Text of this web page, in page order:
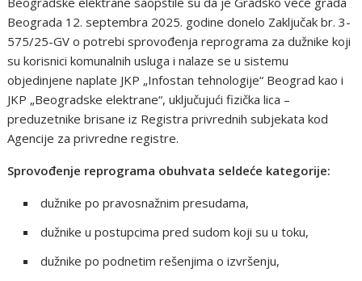
Beograda 12. septembra 2025. godine donelo Zaključak br. 3-
575/25-GV o potrebi sprovođenja reprograma za dužnike koji
su korisnici komunalnih usluga i nalaze se u sistemu
objedinjene naplate JKP „Infostan tehnologije“ Beograd kao i
JKP „Beogradske elektrane“, uključujući fizička lica –
preduzetnike brisane iz Registra privrednih subjekata kod
Agencije za privredne registre.
Sprovođenje reprograma obuhvata seldeće kategorije:
dužnike po pravosnažnim presudama,
dužnike u postupcima pred sudom koji su u toku,
dužnike po podnetim rešenjima o izvršenju,